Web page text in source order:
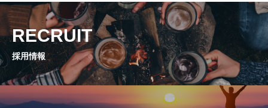
社員一覧
CROSS TALK
インタビュー / 座談会
RECRUIT
採用情報
RECRUIT
採用情報